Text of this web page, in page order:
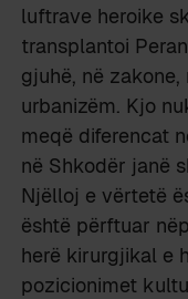
luftrave heroike
transplantoi
gjuhë, në
urbanizëm. Kjo
meqë diferencat
në Shkodër janë
Njëlloj e vërtetë
është përftuar
herë kirurgjikal e
pozicionimet